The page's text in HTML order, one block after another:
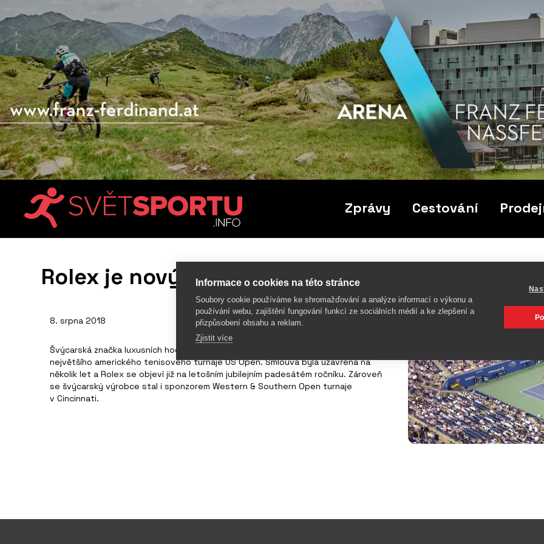
Zprávy Cestování
Rolex je novým sponzorem US Open
8. srpna 2018
Švýcarská značka luxusních hodinek Rolex se stala oficiálním měřičem a sponzorem
největšího amerického tenisového turnaje US Open. Smlouva byla uzavřena na
několik let a Rolex se objeví již na letošním jubilejním padesátém ročníku. Zároveň
se švýcarský výrobce stal i sponzorem Western & Southern Open turnaje
v Cincinnati.
Informace o cookies na této stránce
Soubory cookie používáme ke shromažďování a analýze informací o výkonu a
používání webu, zajištění fungování funkcí ze sociálních médií a ke zlepšení a
přizpůsobení obsahu a reklam.
Zjistit více